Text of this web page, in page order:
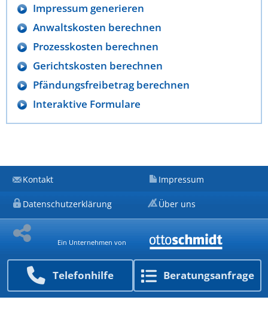
Telefon­hilfe Beratungs­anfrage
Impressum generieren
Anwaltskosten berechnen
Prozesskosten berechnen
Gerichtskosten berechnen
Pfändungsfreibetrag berechnen
Interaktive Formulare
Kontakt Impressum
Datenschutzerklärung Über uns
Ein Unternehmen von